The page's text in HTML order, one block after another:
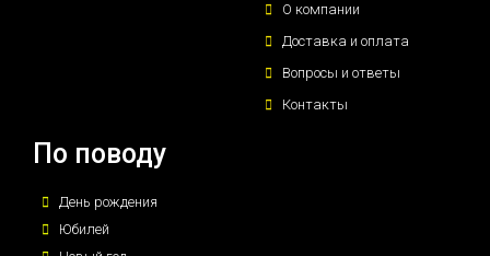
О компании
Доставка и оплата
Вопросы и ответы
Контакты
По поводу
День рождения
Юбилей